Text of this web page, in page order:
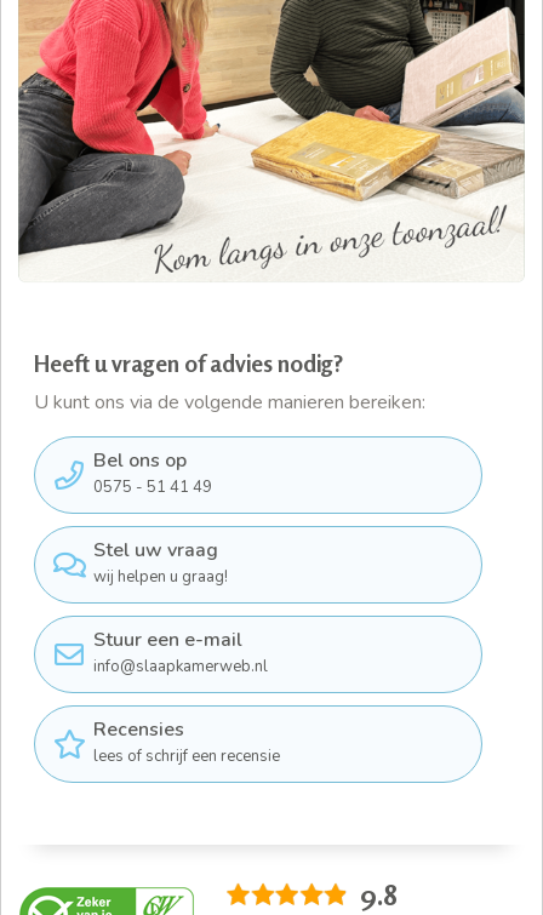
Heeft u vragen of advies nodig?
U kunt ons via de volgende manieren bereiken:
Bel ons op
0575 - 51 41 49
Stel uw vraag
wij helpen u graag!
Stuur een e-mail
info@slaapkamerweb.nl
Recensies
lees of schrijf een recensie
9.8